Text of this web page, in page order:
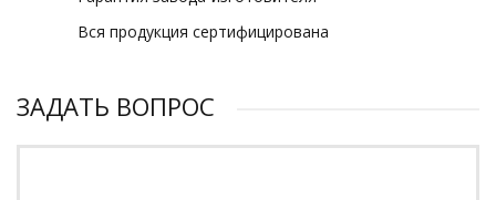
Вся продукция сертифицирована
ЗАДАТЬ ВОПРОС